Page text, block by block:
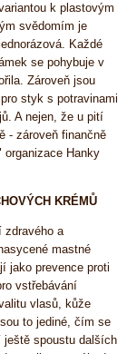
k plastovým
svědomím je
Každé
se pohybuje v
Zároveň jsou
styk s potravinami
A nejen, že u pití
- zároveň finančně
organizace Hanky
KRÉMŮ
zdravého a
mastné
jako prevence proti
vstřebávání
vlasů, kůže
to jediné, čím se
ještě spoustu dalších